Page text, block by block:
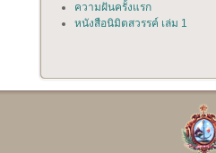
ความฝันครั้งแรก
หนังสือนิมิตสวรรค์ เล่ม 1